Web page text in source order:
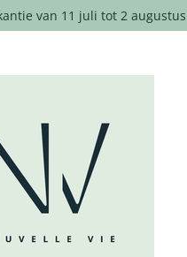
van 11 juli tot 2 augustus